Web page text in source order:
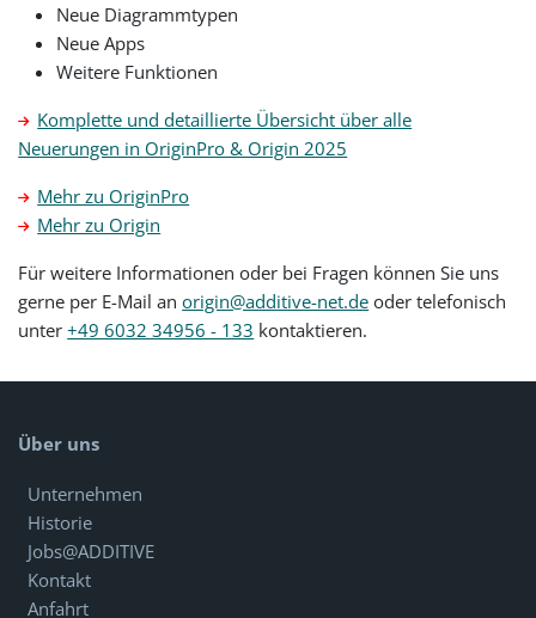
Neue Diagrammtypen
Neue Apps
Weitere Funktionen
Komplette und detaillierte Übersicht über alle
Neuerungen in OriginPro & Origin 2025
Mehr zu OriginPro
Mehr zu Origin
Für weitere Informationen oder bei Fragen können Sie uns
gerne per E-Mail anorigin@additive-net.de oder telefonisch
unter+49 6032 34956 - 133 kontaktieren.
Über uns
Unternehmen
Historie
Jobs@ADDITIVE
Kontakt
Anfahrt